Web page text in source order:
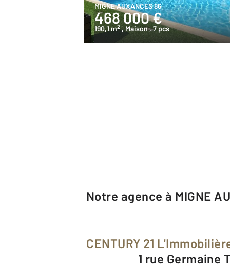
MIGNE AUXANCES 86
468 000 €
190,1 m2 , Maison, 7 pcs
Notre agence à MIGNE
CENTURY 21
1 rue Germaine